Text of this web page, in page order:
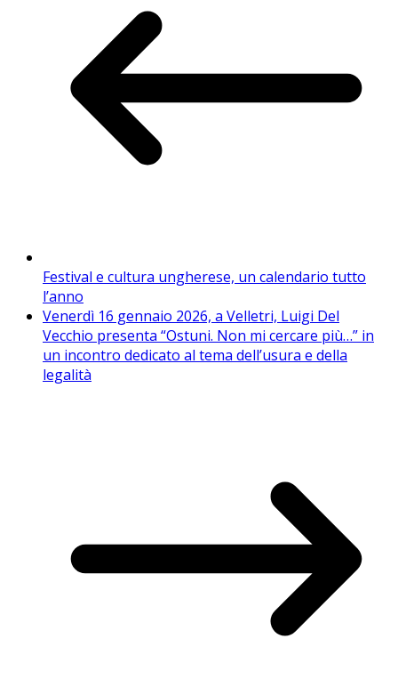
Festival e cultura ungherese, un calendario tutto
l’anno
Venerdì 16 gennaio 2026, a Velletri, Luigi Del
Vecchio presenta “Ostuni. Non mi cercare più…” in
un incontro dedicato al tema dell’usura e della
legalità